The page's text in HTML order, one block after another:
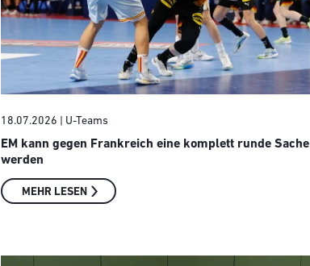
18.07.2026 | U-Teams
EM kann gegen Frankreich eine komplett runde Sache
werden
MEHR LESEN